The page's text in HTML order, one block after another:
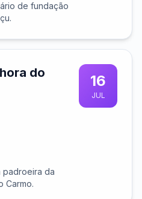
de fundação
do
padroeira da
Carmo.
16
JUL